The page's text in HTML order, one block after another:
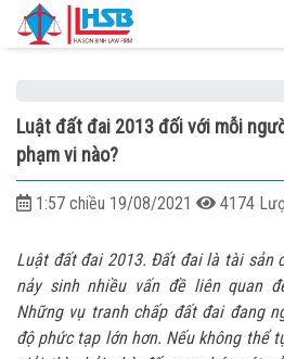
Luật đất đai 2013 đối với mỗi
phạm vi nào?
1:57 chiều 19/08/2021 4174
Luật đất đai 2013. Đất đai là tài sản
nảy sinh nhiều vấn đề liên quan
Những vụ tranh chấp đất đai đang
độ phức tạp lớn hơn. Nếu không thể